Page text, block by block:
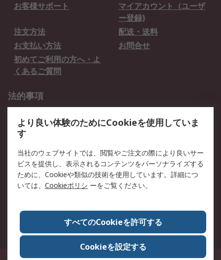
お客様サポート
マイアカウント（ユーザ
ー登録)
注文方法
配送・送料
お支払い方法
お問合せ
初めてご利用の方へ・よ
くあるご質問
法的事項
クッキーポリシー
RSについて
会社概要
採用情報
プレスリリース＆お知ら
コーポレートサイト
全世界のRS
RSの歴史
ESGへの取り組み（英語）
認証について
より良い体験のためにCookieを使用していま
す
当社のウェブサイトでは、閲覧やご注文の際により良いサー
ビスを提供し、表示されるコンテンツをパーソナライズする
ために、Cookieや類似の技術を使用しています。詳細につ
いては、 Cookieポリシ ーをご覧ください。
すべてのCookieを許可する
Cookieを設定する